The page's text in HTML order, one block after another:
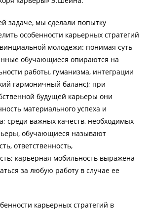
задаче, мы сделали попытку
особенности карьерных стратегий
молодежи: понимая суть
обучающиеся опираются на
работы, гуманизма, интеграции
гармоничный баланс); при
будущей карьеры они
материального успеха и
среди важных качеств, необходимых
обучающиеся называют
ответственность,
карьерная мобильность выражена
за любую работу в случае ее
карьерных стратегий в